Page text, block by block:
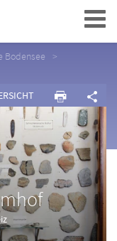
Navigation
Bodensee